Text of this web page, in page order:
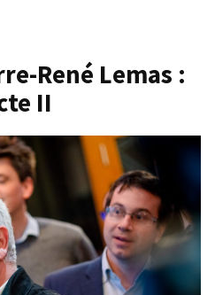
René Lemas :
II